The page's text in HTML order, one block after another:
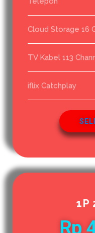
Cloud Storage 16
TV Kabel 113
iflix Catchplay
1P
Rp